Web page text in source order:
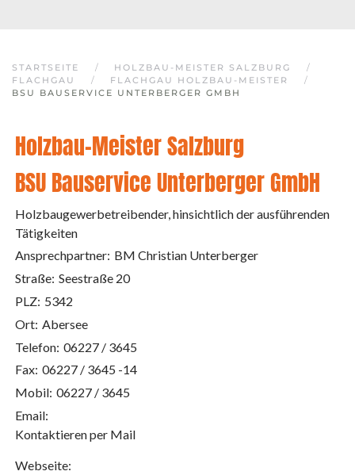
STARTSEITE
HOLZBAU-MEISTER SALZBURG
FLACHGAU
FLACHGAU HOLZBAU-MEISTER
BSU BAUSERVICE UNTERBERGER GMBH
Holzbau-Meister Salzburg
BSU Bauservice Unterberger GmbH
Holzbaugewerbetreibender, hinsichtlich der ausführenden
Tätigkeiten
Ansprechpartner: BM Christian Unterberger
Straße: Seestraße 20
PLZ: 5342
Ort: Abersee
Telefon: 06227 / 3645
Fax: 06227 / 3645 -14
Mobil: 06227 / 3645
Email:
Kontaktieren per Mail
Webseite: